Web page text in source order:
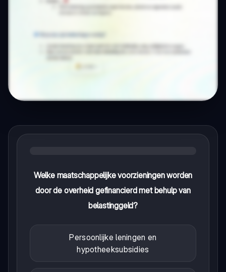
Welke maatschappelijke voorzieningen worden
door de overheid gefinancierd met behulp van
belastinggeld?
Persoonlijke leningen en
hypotheeksubsidies